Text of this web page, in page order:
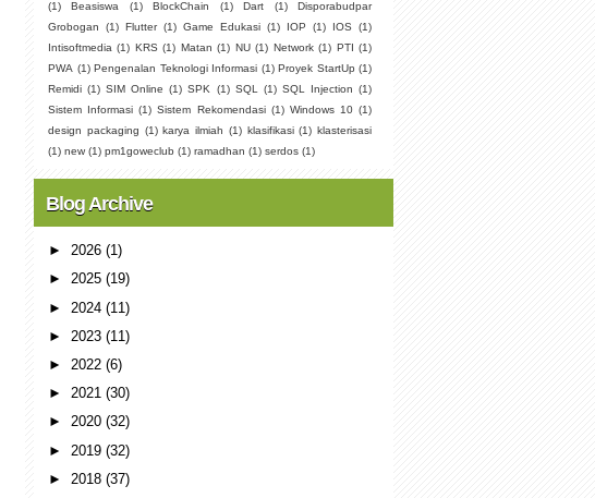
(1)
Beasiswa (1) BlockChain (1) Dart (1)
Disporabudpar
Grobogan
(1) Flutter (1) Game Edukasi (1) IOP (1) IOS
(1)
Intisoftmedia (1) KRS (1) Matan (1) NU (1) Network (1) PTI (1)
PWA (1) Pengenalan Teknologi Informasi (1) Proyek StartUp (1)
Remidi (1) SIM Online (1) SPK (1) SQL (1) SQL Injection (1)
Sistem Informasi (1) Sistem Rekomendasi (1) Windows 10 (1)
design packaging (1) karya ilmiah (1) klasifikasi (1) klasterisasi
(1) new (1) pm1goweclub (1) ramadhan (1) serdos (1)
Blog Archive
► 2026 (1)
► 2025 (19)
► 2024 (11)
► 2023 (11)
► 2022 (6)
► 2021 (30)
► 2020 (32)
► 2019 (32)
► 2018 (37)